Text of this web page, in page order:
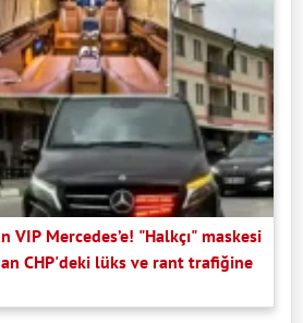
VIP Mercedes’e! "Halkçı" maskesi
CHP'deki lüks ve rant trafiğine